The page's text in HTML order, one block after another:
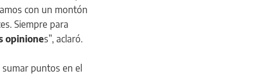
con un montón
Siempre para
opiniones”, aclaró.
sumar puntos en el